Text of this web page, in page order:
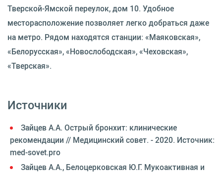
Тверской-Ямской переулок, дом 10. Удобное
месторасположение позволяет легко добраться даже
на метро. Рядом находятся станции: «Маяковская»,
«Белорусская», «Новослободская», «Чеховская»,
«Тверская».
Источники
Зайцев А.А. Острый бронхит: клинические
рекомендации // Медицинский совет. - 2020. Источник:
med-sovet.pro
Зайцев А.А., Белоцерковская Ю.Г. Мукоактивная и